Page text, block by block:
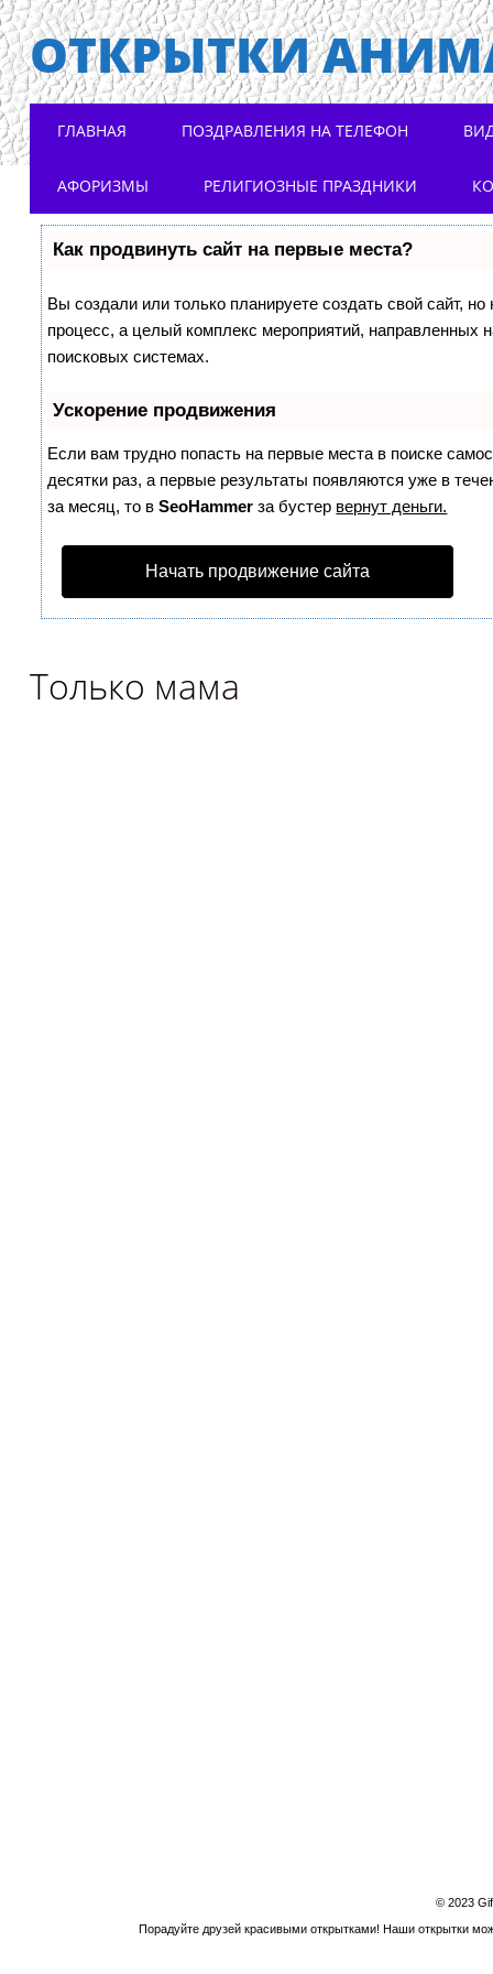
ОТКРЫТКИ
Main menu
ГЛАВНАЯ ПОЗДРАВЛЕНИЯ НА ТЕЛЕФОН
АФОРИЗМЫ РЕЛИГИОЗНЫЕ ПРАЗДНИКИ
Как продвинуть сайт на первые места?
Вы создали или только планируете создать свой сайт,
процесс, а целый комплекс мероприятий, направленных
поисковых системах.
Ускорение продвижения
Если вам трудно попасть на первые места в поиске
десятки раз, а первые результаты появляются уже в
за месяц, то вSeoHammer за бустер вернут деньги.
Начать продвижение сайта
Только мама
© 2023
Порадуйте друзей красивыми открытками! Наши открытки